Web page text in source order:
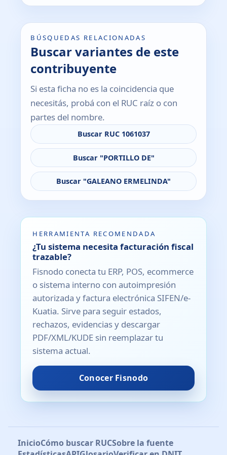
BÚSQUEDAS RELACIONADAS
Buscar variantes de este
contribuyente
Si esta ficha no es la coincidencia que
necesitás, probá con el RUC raíz o con
partes del nombre.
Buscar RUC 1061037
Buscar "PORTILLO DE"
Buscar "GALEANO ERMELINDA"
HERRAMIENTA RECOMENDADA
¿Tu sistema necesita facturación fiscal
trazable?
Fisnodo conecta tu ERP, POS, ecommerce
o sistema interno con autoimpresión
autorizada y factura electrónica SIFEN/e-
Kuatia. Sirve para seguir estados,
rechazos, evidencias y descargar
PDF/XML/KUDE sin reemplazar tu
sistema actual.
Conocer Fisnodo
InicioCómo buscar RUCSobre la fuente